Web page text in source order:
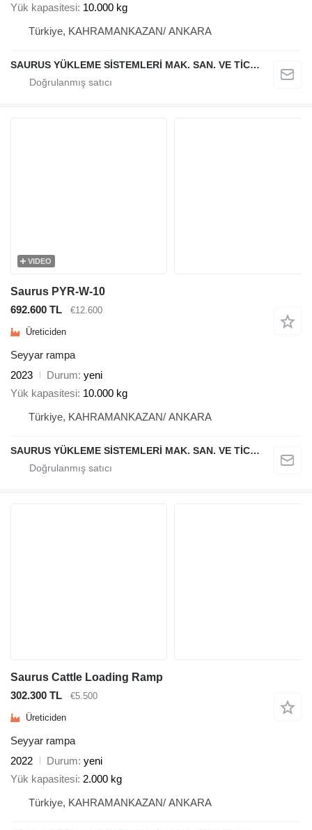
Yük kapasitesi 10.000 kg
Türkiye, KAHRAMANKAZAN/ ANKARA
SAURUS YÜKLEME SİSTEMLERİ MAK. SAN. VE TİC. LTD. ŞTİ.
VIDEO
Saurus PYR-W-10
692.600 TL
€12.600
Üreticiden
Seyyar rampa
2023
Durum yeni
Yük kapasitesi 10.000 kg
Türkiye, KAHRAMANKAZAN/ ANKARA
SAURUS YÜKLEME SİSTEMLERİ MAK. SAN. VE TİC. LTD. ŞTİ.
Saurus Cattle Loading Ramp
302.300 TL
€5.500
Üreticiden
Seyyar rampa
2022
Durum yeni
Yük kapasitesi 2.000 kg
Türkiye, KAHRAMANKAZAN/ ANKARA